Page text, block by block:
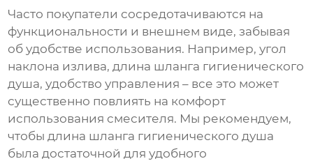
Часто покупатели сосредотачиваются на
функциональности и внешнем виде, забывая
об удобстве использования. Например, угол
наклона излива, длина шланга гигиенического
душа, удобство управления – все это может
существенно повлиять на комфорт
использования смесителя. Мы рекомендуем,
чтобы длина шланга гигиенического душа
была достаточной для удобного